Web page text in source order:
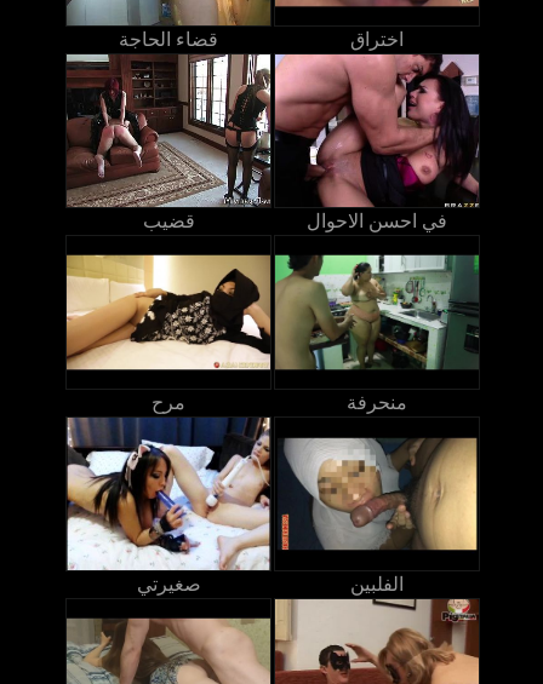
قضاء الحاجة اختراق
قضيب في احسن الاحوال
مرح منحرفة
صغيرتي الفلبين